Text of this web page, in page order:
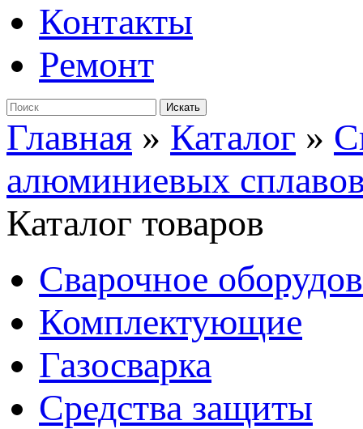
Контакты
Ремонт
Главная » Каталог »
алюминиевых
Каталог товаров
Сварочное
Комплектующие
Газосварка
Средства защиты